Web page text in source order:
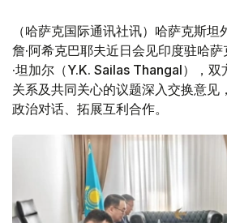
（哈萨克国际通讯社讯）哈萨克斯
詹·阿希克巴耶夫近日会见印度驻哈
·坦加尔（Y.K. Sailas Thangal），
关系及共同关心的议题深入交换意见
政治对话、拓展互利合作。